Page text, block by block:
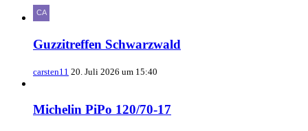
Guzzitreffen Schwarzwald
carsten11 20. Juli 2026 um 15:40
Michelin PiPo 120/70-17